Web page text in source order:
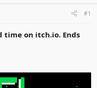
#1
time on itch.io. Ends